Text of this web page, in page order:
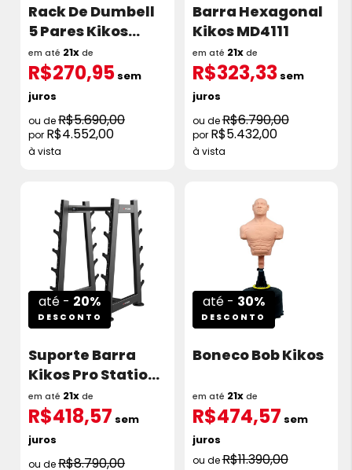
Rack De Dumbell
5 Pares Kikos
Md6208
R$5.690,00
R$4.552,00
à vista
em até 21xde
R$270,95 sem
juros
Barra Hexagonal
Kikos MD4111
R$6.790,00
R$5.432,00
à vista
em até 21xde
R$323,33sem
juros
até - 20%
DESCONTO
Suporte Barra
Kikos Pro Station
Ttfw96
R$8.790,00
em até 21xde
R$418,57 sem
juros
até - 30%
DESCONTO
Boneco Bob Kikos
R$11.390,00
em até 21xde
R$474,57 sem
juros